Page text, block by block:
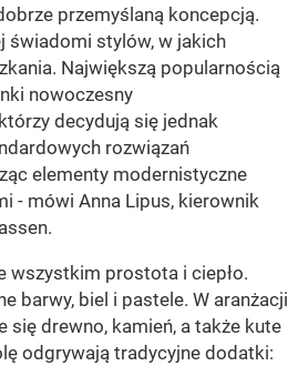
przemyślaną koncepcją.
świadomi stylów, w jakich
Największą popularnością
nowoczesny
decydują się jednak
rozwiązań
elementy modernistyczne
- mówi Anna Lipus, kierownik
wszystkim prostota i ciepło.
barwy, biel i pastele. W aranżacji
się drewno, kamień, a także kute
odgrywają tradycyjne dodatki: